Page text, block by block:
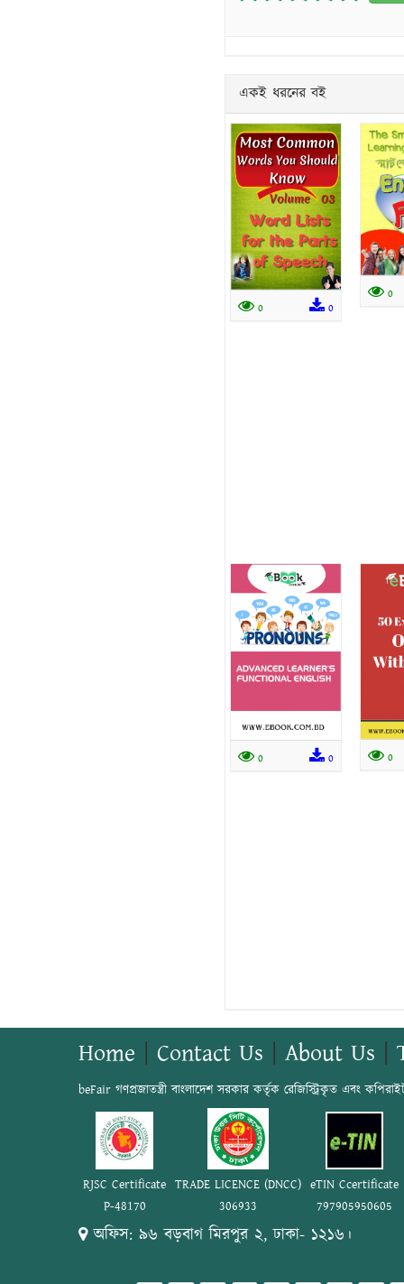
একই ধরনের বই
0 0
0
0 0 0
Home Contact Us About Us
beFair গণপ্রজাতন্ত্রী বাংলাদেশ সরকার কর্তৃক রেজিস্ট্রিকৃত এবং
RJSC Certificate TRADE LICENCE (DNCC) eTIN Ccertificate
P-48170
306933 797905950605
অফিস: ৯৬ বড়বাগ মিরপুর ২, ঢাকা- ১২১৬।